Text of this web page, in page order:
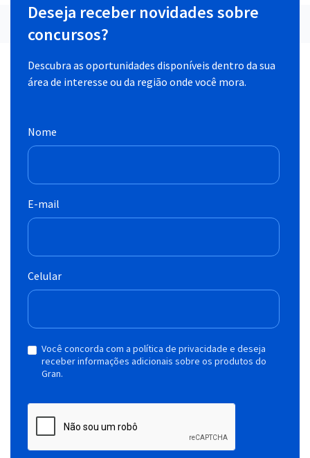
Deseja receber novidades sobre
concursos?
Descubra as oportunidades disponíveis dentro da sua
área de interesse ou da região onde você mora.
Nome
E-mail
Celular
Você concorda com a política de privacidade e deseja
receber informações adicionais sobre os produtos do
Gran.